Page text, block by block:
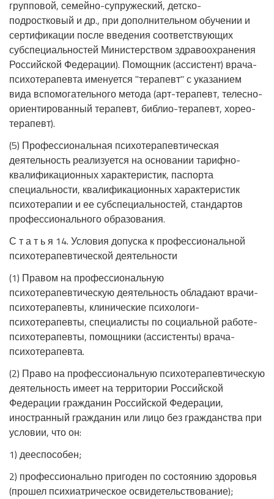
групповой, семейно-супружеский, детско-
подростковый и др., при дополнительном обучении и
сертификации после введения соответствующих
субспециальностей Министерством здравоохранения
Российской Федерации). Помощник (ассистент) врача-
психотерапевта именуется "терапевт" с указанием
вида вспомогательного метода (арт-терапевт, телесно-
ориентированный терапевт, библио-терапевт, хорео-
терапевт).
(5) Профессиональная психотерапевтическая
деятельность реализуется на основании тарифно-
квалификационных характеристик, паспорта
специальности, квалификационных характеристик
психотерапии и ее субспециальностей, стандартов
профессионального образования.
С т а т ь я 14. Условия допуска к профессиональной
психотерапевтической деятельности
(1) Правом на профессиональную
психотерапевтическую деятельность обладают врачи-
психотерапевты, клинические психологи-
психотерапевты, специалисты по социальной работе-
психотерапевты, помощники (ассистенты) врача-
психотерапевта.
(2) Право на профессиональную психотерапевтическую
деятельность имеет на территории Российской
Федерации гражданин Российской Федерации,
иностранный гражданин или лицо без гражданства при
условии, что он:
1) дееспособен;
2) профессионально пригоден по состоянию здоровья
(прошел психиатрическое освидетельствование);